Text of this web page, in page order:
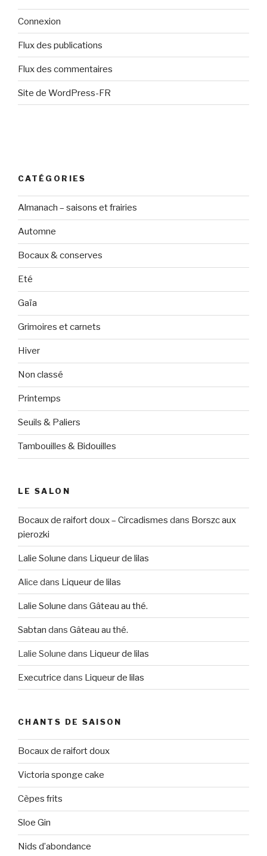
Connexion
Flux des publications
Flux des commentaires
Site de WordPress-FR
CATÉGORIES
Almanach – saisons et frairies
Automne
Bocaux & conserves
Eté
Gaïa
Grimoires et carnets
Hiver
Non classé
Printemps
Seuils & Paliers
Tambouilles & Bidouilles
LE SALON
Bocaux de raifort doux – Circadismes dans Borszc aux
pierozki
Lalie Solune dans Liqueur de lilas
Alice dans Liqueur de lilas
Lalie Solune dans Gâteau au thé.
Sabtan dans Gâteau au thé.
Lalie Solune dans Liqueur de lilas
Executrice dans Liqueur de lilas
CHANTS DE SAISON
Bocaux de raifort doux
Victoria sponge cake
Cèpes frits
Sloe Gin
Nids d’abondance